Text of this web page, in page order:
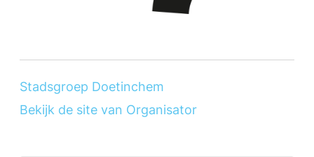
Stadsgroep Doetinchem
Bekijk de site van Organisator